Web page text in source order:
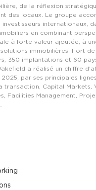
Commerces
Commerces à Paris
Commerces à Bordeaux
Commerces à Toulouse
Commerces à Reims
à Toulouse
à Marseille
à Dijon
de la réflexion
des locaux. Le groupe
investisseurs internationaux,
en combinant
à forte valeur ajoutée, à
immobilières. Fort
350 implantations et 60
a réalisé un chiffre
par ses principales
transaction, Capital Markets,
Facilities Management,